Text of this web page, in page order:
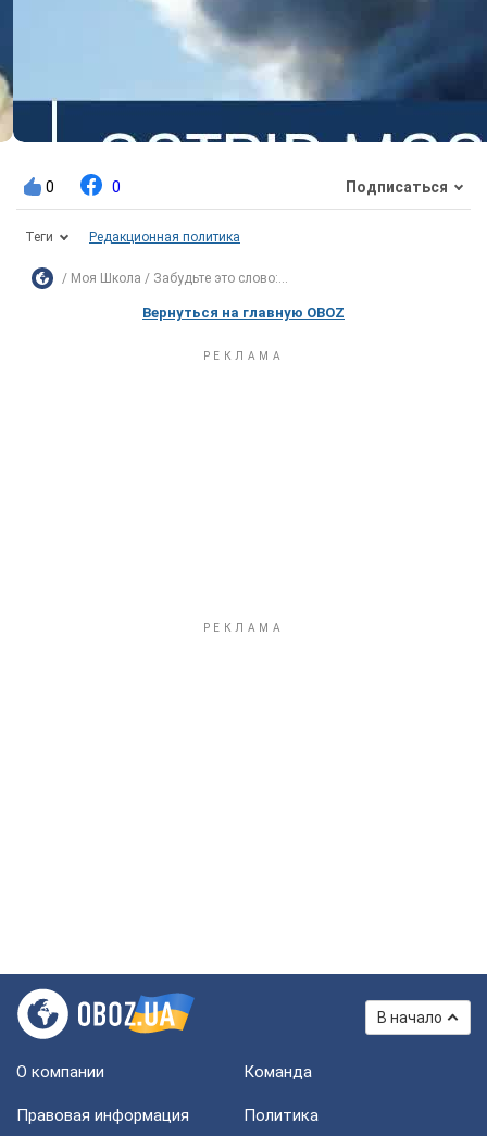
0 0 Подписаться
Теги Редакционная политика
Моя Школа Забудьте это слово:...
Вернуться на главную OBOZ
В начало
О компании Команда
Правовая информация
Политика